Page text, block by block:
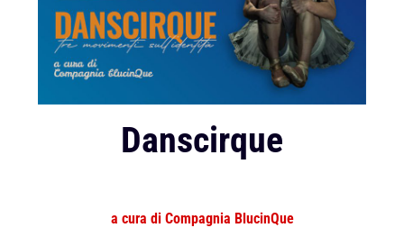
Danscirque
a cura di Compagnia BlucinQue